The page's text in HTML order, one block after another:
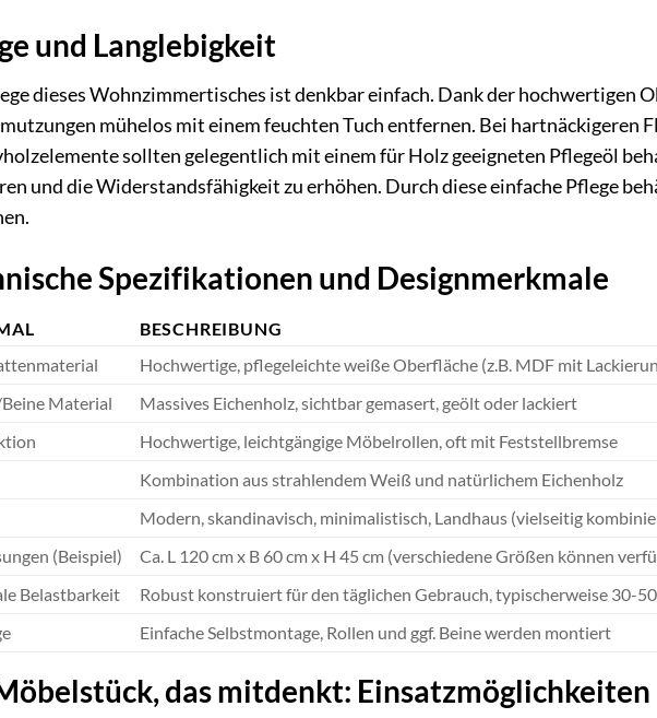
und Langlebigkeit
dieses Wohnzimmertisches ist denkbar einfach. Dank der hochwertigen
mühelos mit einem feuchten Tuch entfernen. Bei hartnäckigeren
sollten gelegentlich mit einem für Holz geeigneten Pflegeöl
und die Widerstandsfähigkeit zu erhöhen. Durch diese einfache Pflege
Spezifikationen und Designmerkmale
BESCHREIBUNG
Hochwertige, pflegeleichte weiße Oberfläche (z.B. MDF mit
Material
Massives Eichenholz, sichtbar gemasert, geölt oder lackiert
Hochwertige, leichtgängige Möbelrollen, oft mit Feststellbremse
Kombination aus strahlendem Weiß und natürlichem Eichenholz
Modern, skandinavisch, minimalistisch, Landhaus (vielseitig
(Beispiel)
Ca. L 120 cm x B 60 cm x H 45 cm (verschiedene Größen können
Belastbarkeit
Robust konstruiert für den täglichen Gebrauch, typischerweise 30-
Einfache Selbstmontage, Rollen und ggf. Beine werden montiert
das mitdenkt: Einsatzmöglichkeiten